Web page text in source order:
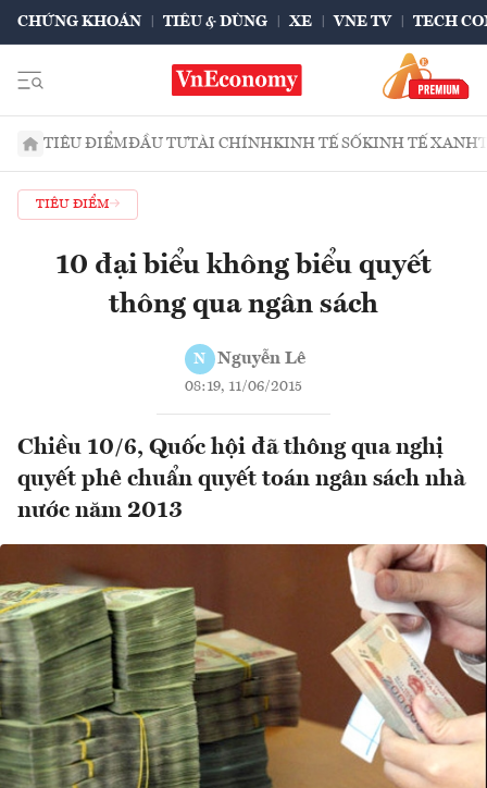
CHỨNG KHOÁN TIÊU & DÙNG XE VNE TV TECH
TIÊU ĐIỂMĐẦU TƯTÀI CHÍNHKINH TẾ SỐKINH TẾ XANH
TIÊU ĐIỂM
10 đại biểu không biểu quyết
thông qua ngân sách
N Nguyễn Lê
08:19, 11/06/2015
Chiều 10/6, Quốc hội đã thông qua nghị
quyết phê chuẩn quyết toán ngân sách nhà
nước năm 2013